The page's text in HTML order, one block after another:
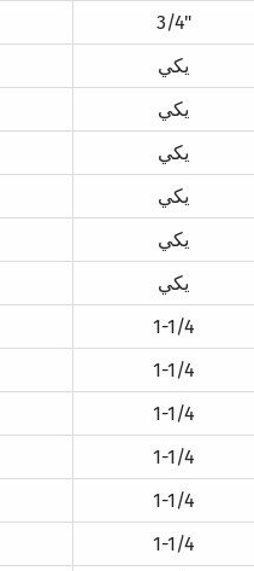
3/4"
يکي
يکي
يکي
يکي
يکي
يکي
1-1/4
1-1/4
1-1/4
1-1/4
1-1/4
1-1/4